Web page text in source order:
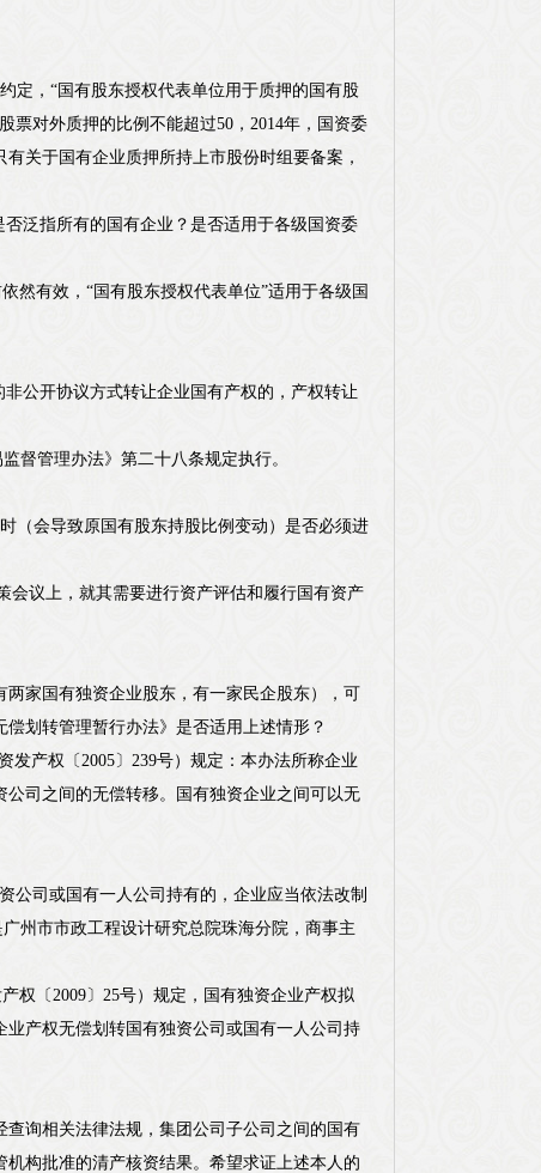
定，“国有股东授权代表单位用于质押的国有股
票对外质押的比例不能超过50，2014年，国资委
关于国有企业质押所持上市股份时组要备案，
泛指所有的国有企业？是否适用于各级国资委
然有效，“国有股东授权代表单位”适用于各级国
公开协议方式转让企业国有产权的，产权转让
督管理办法》第二十八条规定执行。
（会导致原国有股东持股比例变动）是否必须进
会议上，就其需要进行资产评估和履行国有资产
家国有独资企业股东，有一家民企股东），可
划转管理暂行办法》是否适用上述情形？
发产权〔2005〕239号）规定：本办法所称企业
司之间的无偿转移。国有独资企业之间可以无
公司或国有一人公司持有的，企业应当依法改制
州市市政工程设计研究总院珠海分院，商事主
权〔2009〕25号）规定，国有独资企业产权拟
产权无偿划转国有独资公司或国有一人公司持
询相关法律法规，集团公司子公司之间的国有
构批准的清产核资结果。希望求证上述本人的